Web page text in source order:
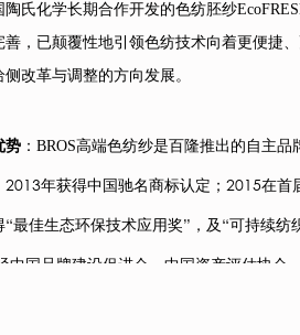
陶氏化学长期合作开发的色纺胚纱
善，已颠覆性地引领色纺技术向着更便捷
改革与调整的方向发展。
势 ：BROS高端色纺纱是百隆推出的自主品
年获得中国驰名商标认定； 2015在首
“最佳生态环保技术应用奖”，及“可持续纺
中国品牌建设促进会、中国资产评估协会